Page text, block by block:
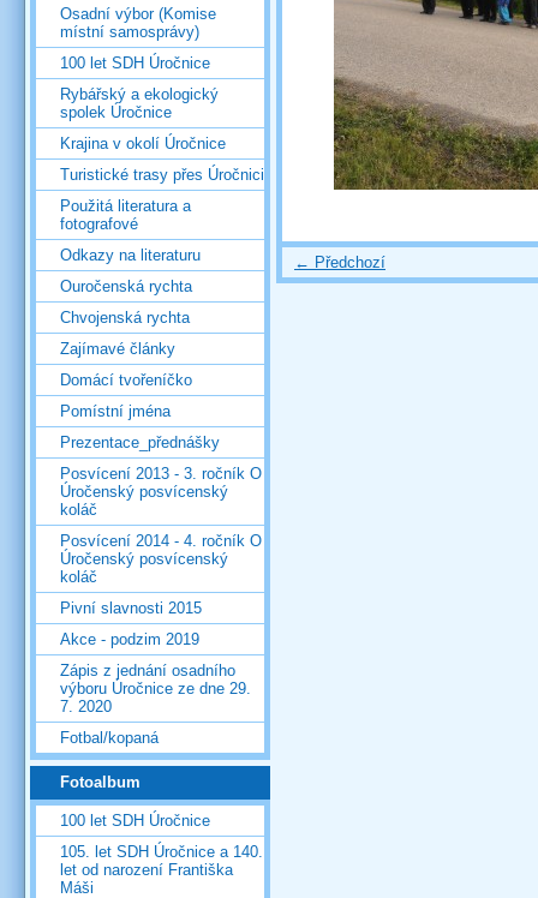
← Předchozí
Osadní výbor (Komise
místní samosprávy)
100 let SDH Úročnice
Rybářský a ekologický
spolek Úročnice
Krajina v okolí Úročnice
Turistické trasy přes Úročnici
Použitá literatura a
fotografové
Odkazy na literaturu
Ouročenská rychta
Chvojenská rychta
Zajímavé články
Domácí tvořeníčko
Pomístní jména
Prezentace_přednášky
Posvícení 2013 - 3. ročník O
Úročenský posvícenský
koláč
Posvícení 2014 - 4. ročník O
Úročenský posvícenský
koláč
Pivní slavnosti 2015
Akce - podzim 2019
Zápis z jednání osadního
výboru Úročnice ze dne 29.
7. 2020
Fotbal/kopaná
Fotoalbum
100 let SDH Úročnice
105. let SDH Úročnice a 140.
let od narození Františka
Máši